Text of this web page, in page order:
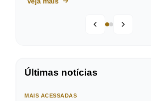
Últimas notícias
MAIS ACESSADAS